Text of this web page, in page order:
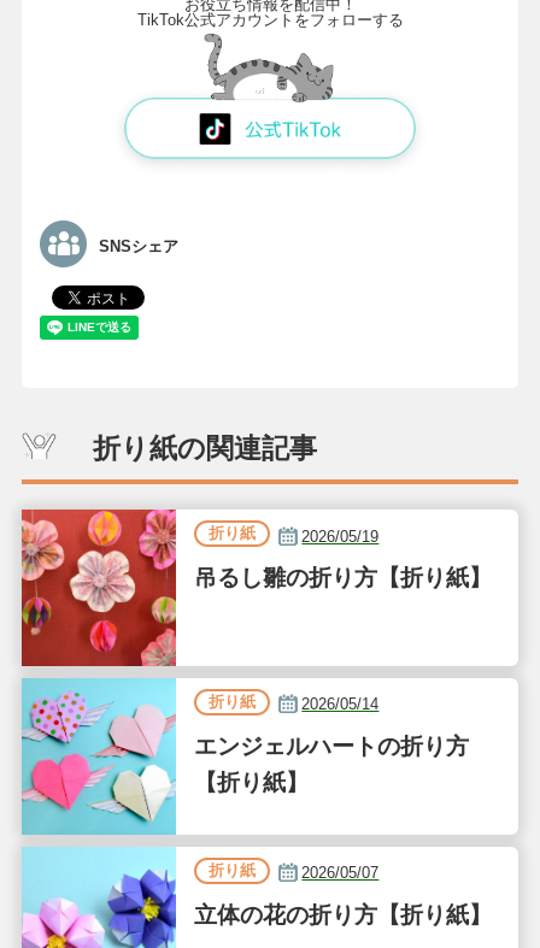
お役立ち情報を配信中！
TikTok公式アカウントをフォローする
SNSシェア
折り紙の関連記事
折り紙 2026/05/19
吊るし雛の折り方【折り紙】
折り紙 2026/05/14
エンジェルハートの折り方
【折り紙】
折り紙 2026/05/07
立体の花の折り方【折り紙】